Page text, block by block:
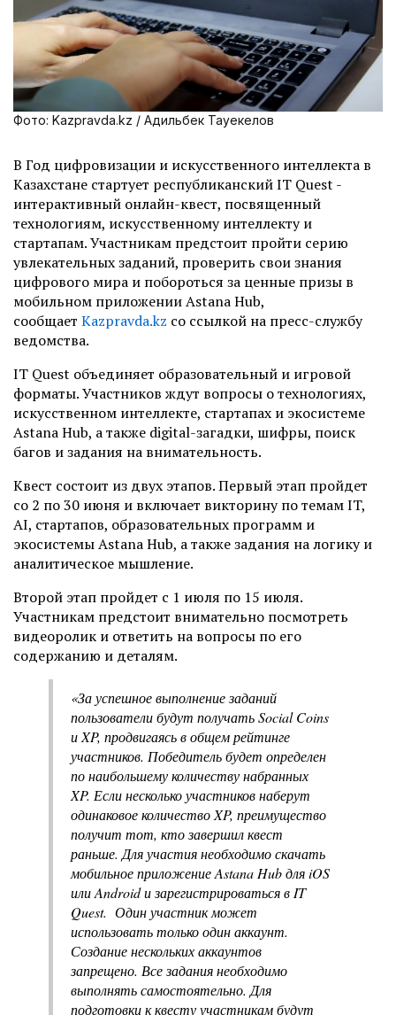
Фото: Kazpravda.kz / Адильбек Тауекелов
В Год цифровизации и искусственного интеллекта в
Казахстане стартует республиканский IT Quest -
интерактивный онлайн-квест, посвященный
технологиям, искусственному интеллекту и
стартапам. Участникам предстоит пройти серию
увлекательных заданий, проверить свои знания
цифрового мира и побороться за ценные призы в
мобильном приложении Astana Hub,
сообщает Kazpravda.kz со ссылкой на пресс-службу
ведомства.
IT Quest объединяет образовательный и игровой
форматы. Участников ждут вопросы о технологиях,
искусственном интеллекте, стартапах и экосистеме
Astana Hub, а также digital-загадки, шифры, поиск
багов и задания на внимательность.
Квест состоит из двух этапов. Первый этап пройдет
со 2 по 30 июня и включает викторину по темам IT,
AI, стартапов, образовательных программ и
экосистемы Astana Hub, а также задания на логику и
аналитическое мышление.
Второй этап пройдет с 1 июля по 15 июля.
Участникам предстоит внимательно посмотреть
видеоролик и ответить на вопросы по его
содержанию и деталям.
«За успешное выполнение заданий
пользователи будут получать Social Coins
и XP, продвигаясь в общем рейтинге
участников. Победитель будет определен
по наибольшему количеству набранных
XP. Если несколько участников наберут
одинаковое количество XP, преимущество
получит тот, кто завершил квест
раньше. Для участия необходимо скачать
мобильное приложение Astana Hub для iOS
или Android и зарегистрироваться в IT
Quest. Один участник может
использовать только один аккаунт.
Создание нескольких аккаунтов
запрещено. Все задания необходимо
выполнять самостоятельно. Для
подготовки к квесту участникам будут